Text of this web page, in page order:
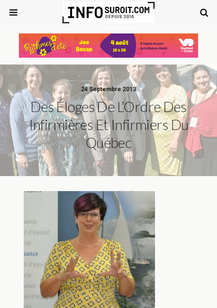
24 Septembre 2013
Des Éloges De L’Ordre Des
Infirmières Et Infirmiers Du
Québec